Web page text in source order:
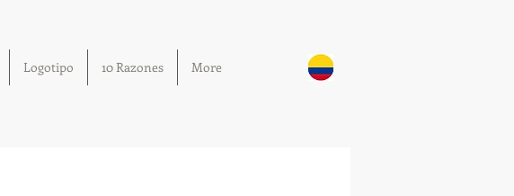
Logotipo 10 Razones More